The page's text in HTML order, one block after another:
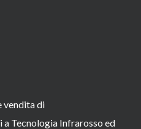
vendita di
Tecnologia Infrarosso ed